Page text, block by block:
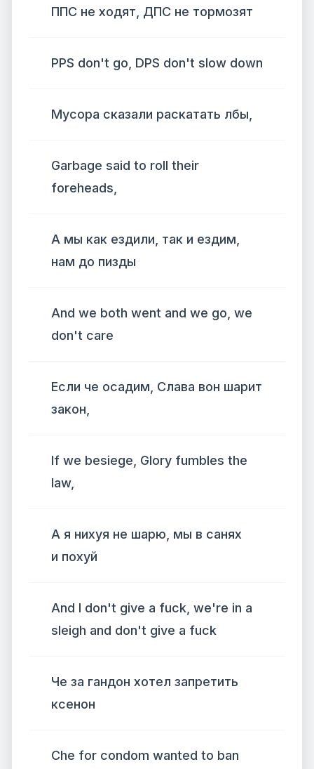
ППС не ходят, ДПС не тормозят
PPS don't go, DPS don't slow down
Мусора сказали раскатать лбы,
Garbage said to roll their
foreheads,
А мы как ездили, так и ездим,
нам до пизды
And we both went and we go, we
don't care
Если че осадим, Слава вон шарит
закон,
If we besiege, Glory fumbles the
law,
А я нихуя не шарю, мы в санях
и похуй
And I don't give a fuck, we're in a
sleigh and don't give a fuck
Че за гандон хотел запретить
ксенон
Che for condom wanted to ban